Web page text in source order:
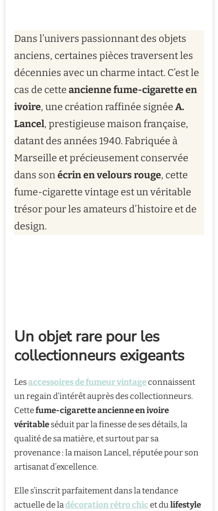
Dans l’univers passionnant des objets
anciens, certaines pièces traversent les
décennies avec un charme intact. C’est le
cas de cette ancienne fume-cigarette en
ivoire, une création raffinée signée A.
Lancel, prestigieuse maison française,
datant des années 1940. Fabriquée à
Marseille et précieusement conservée
dans sonécrin en velours rouge, cette
fume-cigarette vintage est un véritable
trésor pour les amateurs d’histoire et de
design.
Un objet rare pour les
collectionneurs exigeants
Lesaccessoires de fumeur vintageconnaissent
un regain d’intérêt auprès des collectionneurs.
Cettefume-cigarette ancienne en ivoire
véritableséduit par la finesse de ses détails, la
qualité de sa matière, et surtout par sa
provenance : la maison Lancel, réputée pour son
artisanat d’excellence.
Elle s’inscrit parfaitement dans la tendance
actuelle de ladécoration rétro chicet dulifestyle